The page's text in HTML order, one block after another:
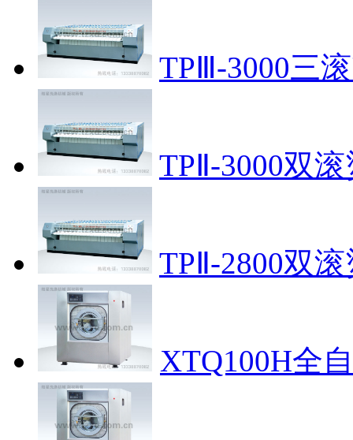
TPⅢ-3000三
TPⅡ-3000双
TPⅡ-2800双
XTQ100H全